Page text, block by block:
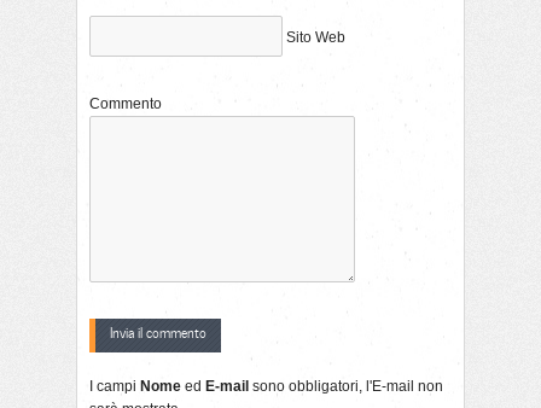
Sito Web
Commento
I campi Nome ed E-mail sono obbligatori, l'E-mail non